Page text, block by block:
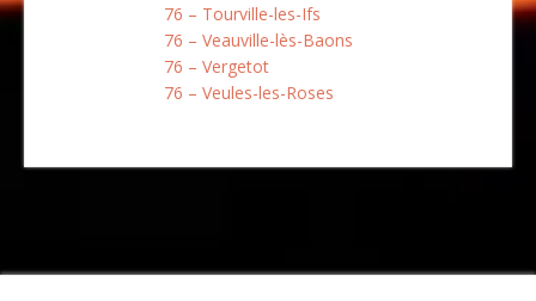
76 – Tourville-les-Ifs
76 – Veauville-lès-Baons
76 – Vergetot
76 – Veules-les-Roses